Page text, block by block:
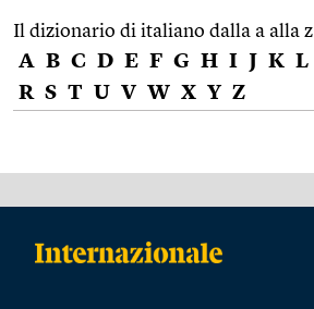
Il dizionario di italiano dalla a alla z
A B C D E F G H I J K L
R S T U V W X Y Z